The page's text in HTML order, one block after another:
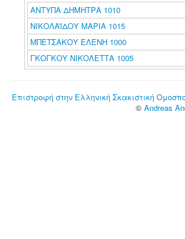
ΑΝΤΥΠΑ ΔΗΜΗΤΡΑ 1010
ΝΙΚΟΛΑΪΔΟΥ ΜΑΡΙΑ 1015
ΜΠΕΤΣΑΚΟΥ ΕΛΕΝΗ 1000
ΓΚΟΓΚΟΥ ΝΙΚΟΛΕΤΤΑ 1005
Επιστροφή στην Ελληνική Σκακιστική
© Andreas